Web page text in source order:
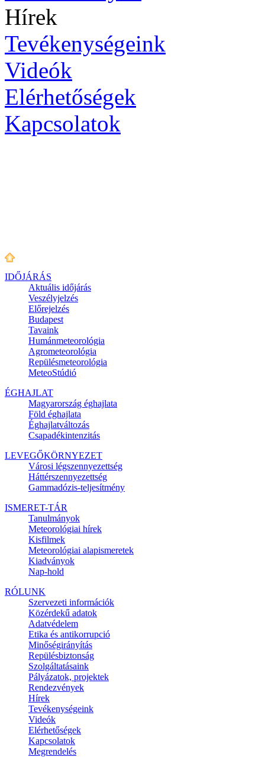
Hírek
Tevékenységeink
Videók
Elérhetőségek
Kapcsolatok
IDŐJÁRÁS
Aktuális időjárás
Veszélyjelzés
Előrejelzés
Budapest
Tavaink
Humánmeteorológia
Agrometeorológia
Repülésmeteorológia
MeteoStúdió
ÉGHAJLAT
Magyarország éghajlata
Föld éghajlata
Éghajlatváltozás
Csapadékintenzitás
LEVEGŐKÖRNYEZET
Városi légszennyezettség
Háttérszennyezettség
Gammadózis-teljesítmény
ISMERET-TÁR
Tanulmányok
Meteorológiai hírek
Kisfilmek
Meteorológiai alapismeretek
Kiadványok
Nap-hold
RÓLUNK
Szervezeti információk
Közérdekű adatok
Adatvédelem
Etika és antikorrupció
Minőségirányítás
Repülésbiztonság
Szolgáltatásaink
Pályázatok, projektek
Rendezvények
Hírek
Tevékenységeink
Videók
Elérhetőségek
Kapcsolatok
Megrendelés